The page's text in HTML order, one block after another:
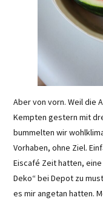
Aber von vorn. Weil die
Kempten gestern mit
bummelten wir
Vorhaben, ohne Ziel.
Eiscafé Zeit hatten,
Deko“ bei Depot zu
es mir angetan hatten.